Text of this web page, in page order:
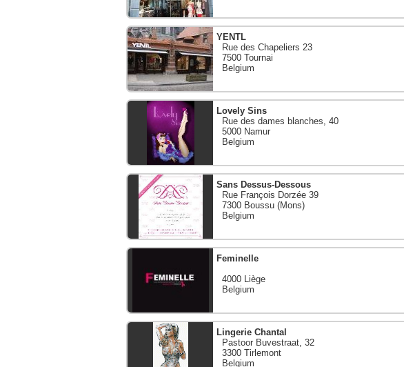
YENTL
Rue des Chapeliers 23
7500 Tournai
Belgium
Lovely Sins
Rue des dames blanches, 40
5000 Namur
Belgium
Sans Dessus-Dessous
Rue François Dorzée 39
7300 Boussu (Mons)
Belgium
Feminelle
4000 Liège
Belgium
Lingerie Chantal
Pastoor Buvestraat, 32
3300 Tirlemont
Belgium